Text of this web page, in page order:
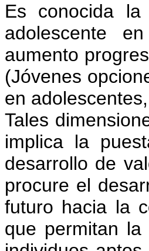
Es conocida la
adolescente
aumento
(Jóvenes
en
Tales
implica la
desarrollo de
procure el
futuro hacia la
que permitan la